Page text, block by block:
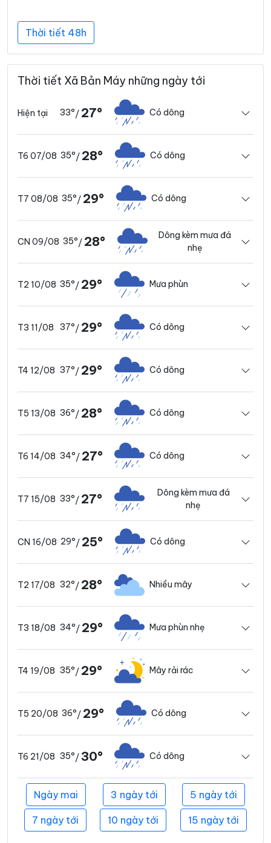
Thời tiết 48h
Thời tiết Xã Bản Máy những ngày tới
Hiện tại 33°/ 27° Có dông
T6 07/08 35°/ 28° Có dông
T7 08/08 35°/ 29° Có dông
CN 09/08 35°/ 28°
Dông kèm mưa đá
nhẹ
T2 10/08 35°/ 29° Mưa phùn
T3 11/08 37°/ 29° Có dông
T4 12/08 37°/ 29° Có dông
T5 13/08 36°/ 28° Có dông
T6 14/08 34°/ 27° Có dông
T7 15/08 33°/ 27°
Dông kèm mưa đá
nhẹ
CN 16/08 29°/ 25° Có dông
T2 17/08 32°/ 28° Nhiều mây
T3 18/08 34°/ 29° Mưa phùn nhẹ
T4 19/08 35°/ 29° Mây rải rác
T5 20/08 36°/ 29° Có dông
T6 21/08 35°/30° Có dông
Ngày mai 3 ngày tới 5 ngày tới
7 ngày tới 10 ngày tới 15 ngày tới